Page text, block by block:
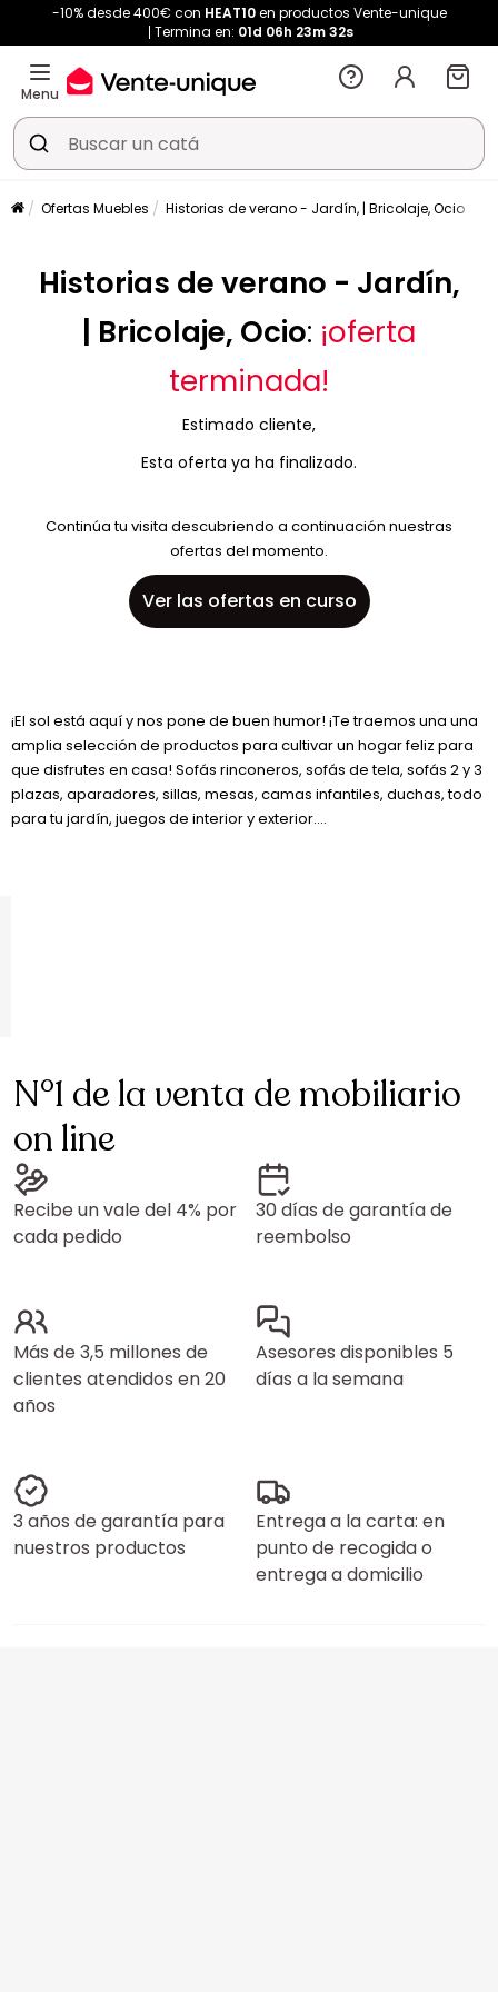
-10% desde 400€ con HEAT10en productos Vente-unique
Termina en: 01d 06h 23m32s
Menu
Ofertas Muebles Historias de verano - Jardín, | Bricolaje, Ocio
Historias de verano - Jardín,
| Bricolaje, Ocio: ¡oferta
terminada!
Estimado cliente,
Esta oferta ya ha finalizado.
Continúa tu visita descubriendo a continuación nuestras
ofertas del momento.
Ver las ofertas en curso
¡El sol está aquí y nos pone de buen humor! ¡Te traemos una una
amplia selección de productos para cultivar un hogar feliz para
que disfrutes en casa! Sofás rinconeros, sofás de tela, sofás 2 y 3
plazas, aparadores, sillas, mesas, camas infantiles, duchas, todo
para tu jardín, juegos de interior y exterior....
N°1 de la venta de mobiliario
on line
Recibe un vale del 4% por
cada pedido
30 días de garantía de
reembolso
Más de 3,5 millones de
clientes atendidos en 20
años
Asesores disponibles 5
días a la semana
3 años de garantía para
nuestros productos
Entrega a la carta: en
punto de recogida o
entrega a domicilio